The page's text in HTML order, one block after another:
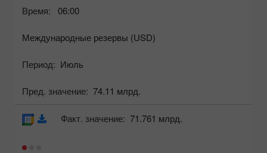
Время: 06:00
Международные резервы (USD)
Период: Июль
Пред. значение: 74.11 млрд.
Факт. значение: 71.761 млрд.